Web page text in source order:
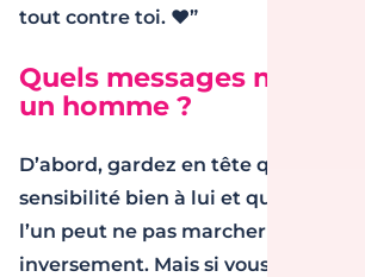
tout contre toi. ❤️”
Quels messages ne pas
un homme ?
D’abord, gardez en tête que
sensibilité bien à lui et que ce qui
l’un peut ne pas marcher avec
inversement. Mais si vous cherchez